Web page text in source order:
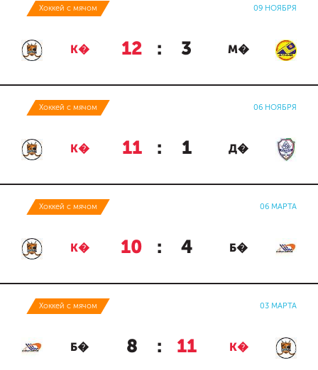
Хоккей с мячом 09 НОЯБРЯ
К� 12 : 3 М�
Хоккей с мячом 06 НОЯБРЯ
К� 11 : 1 Д�
Хоккей с мячом 06 МАРТА
К� 10 : 4 Б�
Хоккей с мячом 03 МАРТА
Б� 8 : 11 К�